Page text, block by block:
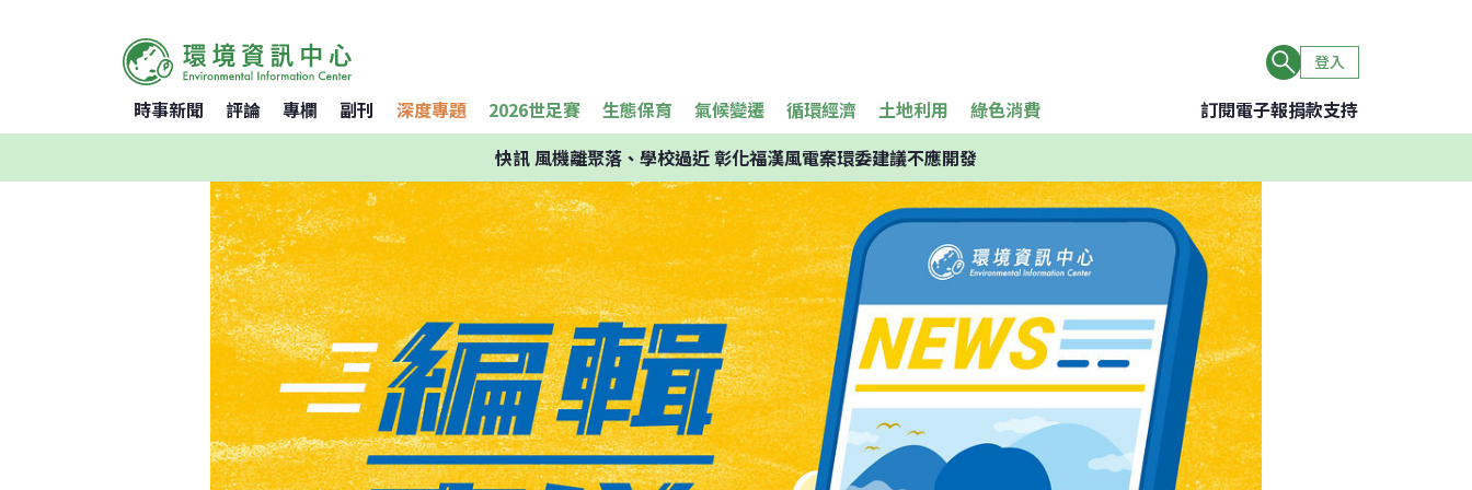
登入
時事新聞 評論 專欄 副刊 深度專題 2026世足賽 生態保育 氣候變遷 循環經濟 土地利用 綠色消費 訂閱電子報捐款支持
快訊風機離聚落、學校過近 彰化福漢風電案環委建議不應開發